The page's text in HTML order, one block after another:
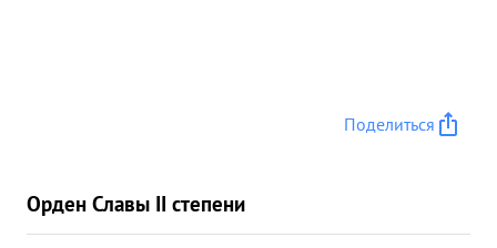
Поделиться
Орден Славы II степени